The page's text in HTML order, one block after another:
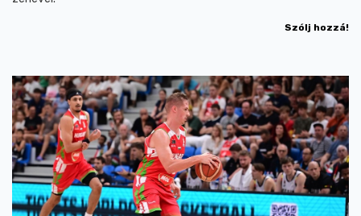
Szólj hozzá!